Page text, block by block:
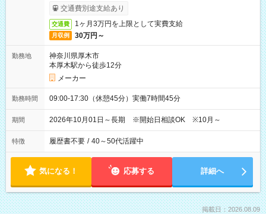
与即受取りサービス利用可（利用条件有）
交通費別途支給あり
交通費 1ヶ月3万円を上限として実費支給
月収例 30万円～
勤務地
神奈川県厚木市
本厚木駅から徒歩12分
メーカー
勤務時間 09:00-17:30（休憩45分）実働7時間45分
期間 2026年10月01日～長期 ※開始日相談OK ※10月～
特徴 履歴書不要 / 40～50代活躍中
気になる！ 応募する 詳細へ
掲載日：2026.08.09